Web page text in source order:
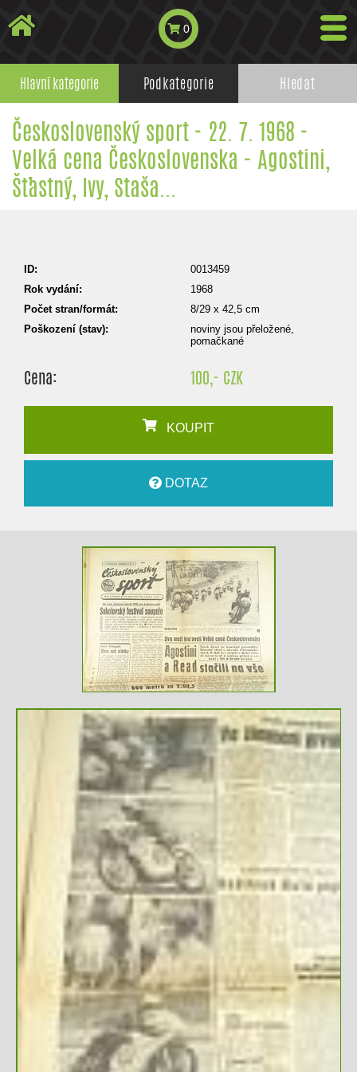
0
Hlavní kategorie Podkategorie Hledat
Československý sport - 22. 7. 1968 -
Velká cena Československa - Agostini,
Šťastný, Ivy, Staša...
ID:
0013459
Rok vydání:
1968
Počet stran/formát:
8/29 x 42,5 cm
Poškození (stav):
noviny jsou přeložené,
pomačkané
Cena: 100,- CZK
KOUPIT
DOTAZ